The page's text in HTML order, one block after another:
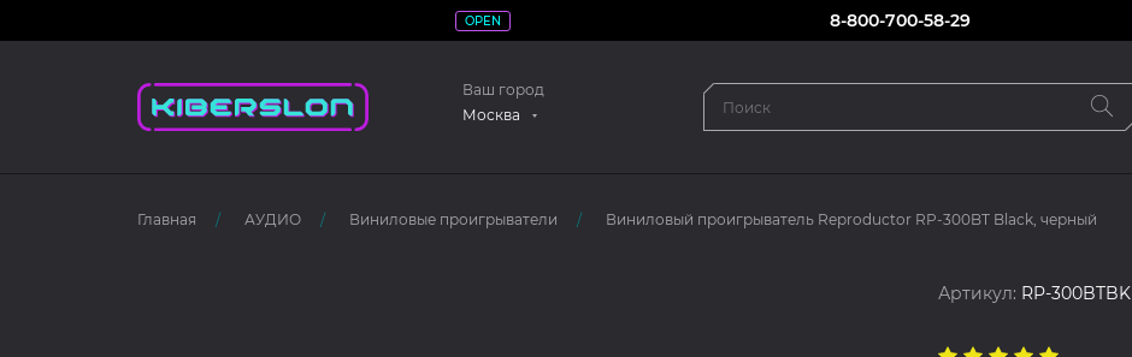
OPEN 8-800-700-58-29
Ваш город
Москва
Главная АУДИО Виниловые проигрыватели Виниловый проигрыватель Reproductor RP-300BT Black, черный
Артикул: RP-300BTBK